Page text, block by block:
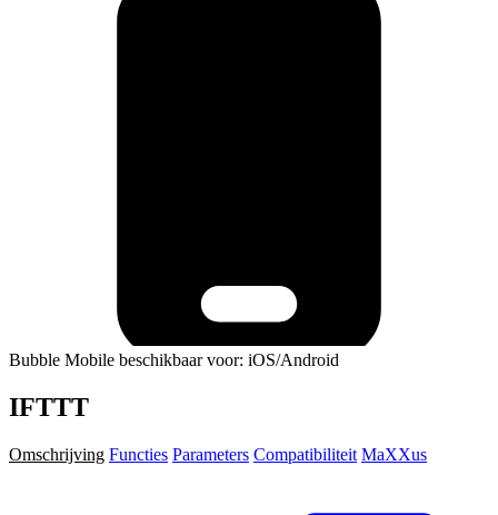
Bubble Mobile beschikbaar voor: iOS/Android
IFTTT
Omschrijving Functies Parameters Compatibiliteit MaXXus